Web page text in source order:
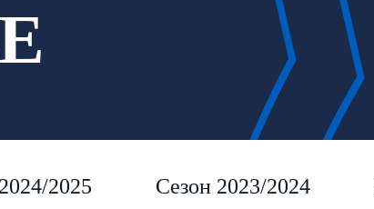
2025 Сезон 2023/2024